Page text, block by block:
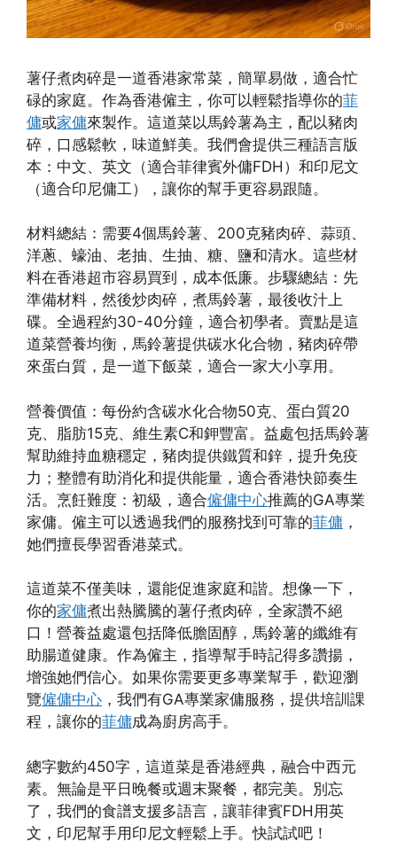
薯仔煮肉碎是一道香港家常菜，簡單易做，適合忙
碌的家庭。作為香港僱主，你可以輕鬆指導你的菲
傭或家傭來製作。這道菜以馬鈴薯為主，配以豬肉
碎，口感鬆軟，味道鮮美。我們會提供三種語言版
本：中文、英文（適合菲律賓外傭FDH）和印尼文
（適合印尼傭工），讓你的幫手更容易跟隨。
材料總結：需要4個馬鈴薯、200克豬肉碎、蒜頭、
洋蔥、蠔油、老抽、生抽、糖、鹽和清水。這些材
料在香港超市容易買到，成本低廉。步驟總結：先
準備材料，然後炒肉碎，煮馬鈴薯，最後收汁上
碟。全過程約30-40分鐘，適合初學者。賣點是這
道菜營養均衡，馬鈴薯提供碳水化合物，豬肉碎帶
來蛋白質，是一道下飯菜，適合一家大小享用。
營養價值：每份約含碳水化合物50克、蛋白質20
克、脂肪15克、維生素C和鉀豐富。益處包括馬鈴薯
幫助維持血糖穩定，豬肉提供鐵質和鋅，提升免疫
力；整體有助消化和提供能量，適合香港快節奏生
活。烹飪難度：初級，適合僱傭中心推薦的GA專業
家傭。僱主可以透過我們的服務找到可靠的菲傭 ，
她們擅長學習香港菜式。
這道菜不僅美味，還能促進家庭和諧。想像一下，
你的家傭煮出熱騰騰的薯仔煮肉碎，全家讚不絕
口！營養益處還包括降低膽固醇，馬鈴薯的纖維有
助腸道健康。作為僱主，指導幫手時記得多讚揚，
增強她們信心。如果你需要更多專業幫手，歡迎瀏
覽僱傭中心 ，我們有GA專業家傭服務，提供培訓課
程，讓你的菲傭成為廚房高手。
總字數約450字，這道菜是香港經典，融合中西元
素。無論是平日晚餐或週末聚餐，都完美。別忘
了，我們的食譜支援多語言，讓菲律賓FDH用英
文，印尼幫手用印尼文輕鬆上手。快試試吧！